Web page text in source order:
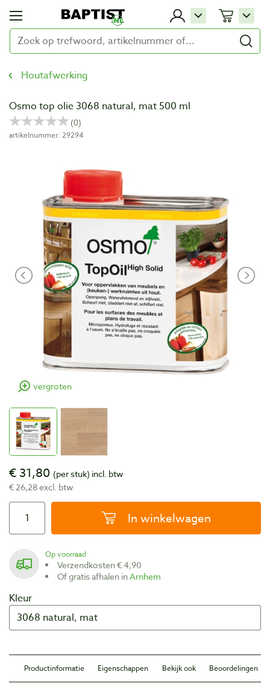
Houtafwerking
Osmo top olie 3068 natural, mat 500 ml
artikelnummer: 29294
vergroten
€ 31,80 (per stuk) incl. btw
€ 26,28 excl. btw
In winkelwagen
Op voorraad
Verzendkosten € 4,90
Of gratis afhalen inArnhem
Kleur
Productinformatie Eigenschappen Bekijk ook Beoordelingen